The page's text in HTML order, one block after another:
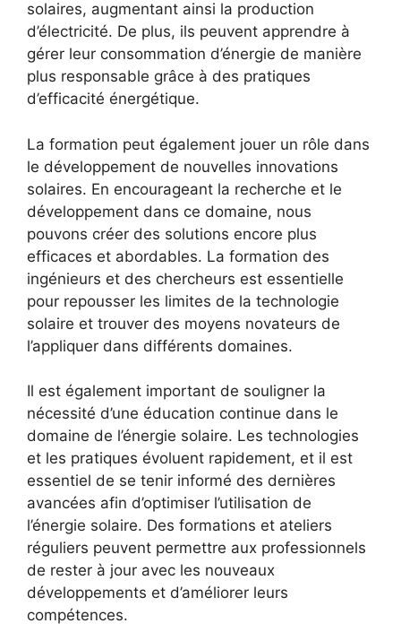
solaires, augmentant ainsi la production
d’électricité. De plus, ils peuvent apprendre à
gérer leur consommation d’énergie de⁤ manière
plus responsable grâce⁣ à⁤ des pratiques
d’efficacité énergétique.
La formation peut également jouer un ⁣rôle dans
le développement⁣ de nouvelles ⁢innovations
solaires. En encourageant la recherche et le
développement dans ce domaine,⁢ nous
⁢pouvons créer des solutions encore plus
efficaces et⁣ abordables.​ La formation des
ingénieurs ⁣et des chercheurs est essentielle
pour repousser les limites de la technologie
solaire et trouver des moyens novateurs de
l’appliquer‍ dans différents domaines.
Il ⁣est également ‍important de ⁣souligner la
nécessité d’une éducation continue dans le
domaine ​de l’énergie solaire. Les technologies
et ⁤les⁣ pratiques⁤ évoluent rapidement, et ‍il est
essentiel de se tenir informé ‍des dernières
avancées afin d’optimiser l’utilisation de
l’énergie solaire. Des formations‌ et ateliers
réguliers peuvent ⁣permettre aux professionnels
de rester​ à jour avec les ‌nouveaux
développements et d’améliorer leurs
compétences.